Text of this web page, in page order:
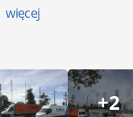
więcej
+2